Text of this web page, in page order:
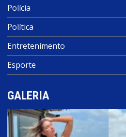
Polícia
Política
Entretenimento
Esporte
GALERIA